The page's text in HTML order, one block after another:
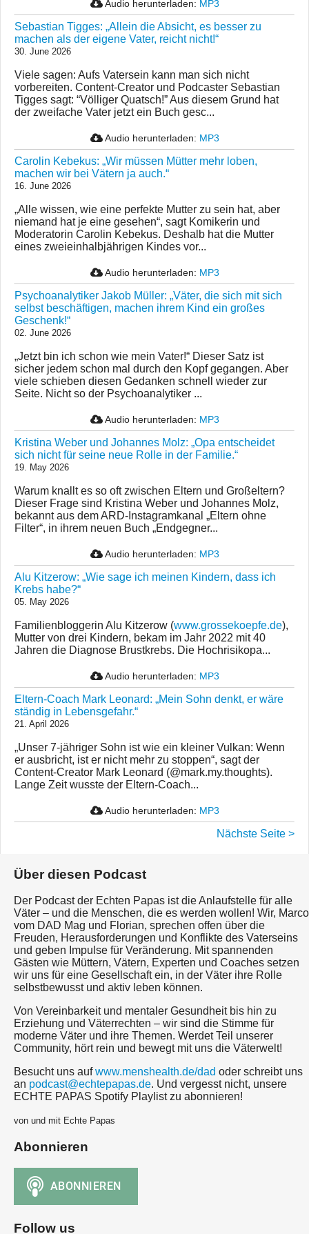
Audio herunterladen: MP3
Sebastian Tigges: „Allein die Absicht, es besser zu
machen als der eigene Vater, reicht nicht!“
30. June 2026
Viele sagen: Aufs Vatersein kann man sich nicht
vorbereiten. Content-Creator und Podcaster Sebastian
Tigges sagt: “Völliger Quatsch!” Aus diesem Grund hat
der zweifache Vater jetzt ein Buch gesc...
Audio herunterladen: MP3
Carolin Kebekus: „Wir müssen Mütter mehr loben,
machen wir bei Vätern ja auch.“
16. June 2026
„Alle wissen, wie eine perfekte Mutter zu sein hat, aber
niemand hat je eine gesehen“, sagt Komikerin und
Moderatorin Carolin Kebekus. Deshalb hat die Mutter
eines zweieinhalbjährigen Kindes vor...
Audio herunterladen: MP3
Psychoanalytiker Jakob Müller: „Väter, die sich mit sich
selbst beschäftigen, machen ihrem Kind ein großes
Geschenk!“
02. June 2026
„Jetzt bin ich schon wie mein Vater!“ Dieser Satz ist
sicher jedem schon mal durch den Kopf gegangen. Aber
viele schieben diesen Gedanken schnell wieder zur
Seite. Nicht so der Psychoanalytiker ...
Audio herunterladen: MP3
Kristina Weber und Johannes Molz: „Opa entscheidet
sich nicht für seine neue Rolle in der Familie.“
19. May 2026
Warum knallt es so oft zwischen Eltern und Großeltern?
Dieser Frage sind Kristina Weber und Johannes Molz,
bekannt aus dem ARD-Instagramkanal „Eltern ohne
Filter“, in ihrem neuen Buch „Endgegner...
Audio herunterladen: MP3
Alu Kitzerow: „Wie sage ich meinen Kindern, dass ich
Krebs habe?“
05. May 2026
Familienbloggerin Alu Kitzerow (www.grossekoepfe.de),
Mutter von drei Kindern, bekam im Jahr 2022 mit 40
Jahren die Diagnose Brustkrebs. Die Hochrisikopa...
Audio herunterladen: MP3
Eltern-Coach Mark Leonard: „Mein Sohn denkt, er wäre
ständig in Lebensgefahr.“
21. April 2026
„Unser 7-jähriger Sohn ist wie ein kleiner Vulkan: Wenn
er ausbricht, ist er nicht mehr zu stoppen“, sagt der
Content-Creator Mark Leonard (@mark.my.thoughts).
Lange Zeit wusste der Eltern-Coach...
Audio herunterladen: MP3
Nächste Seite >
Über diesen Podcast
Der Podcast der Echten Papas ist die Anlaufstelle für alle
Väter – und die Menschen, die es werden wollen! Wir, Marco
vom DAD Mag und Florian, sprechen offen über die
Freuden, Herausforderungen und Konflikte des Vaterseins
und geben Impulse für Veränderung. Mit spannenden
Gästen wie Müttern, Vätern, Experten und Coaches setzen
wir uns für eine Gesellschaft ein, in der Väter ihre Rolle
selbstbewusst und aktiv leben können.
Von Vereinbarkeit und mentaler Gesundheit bis hin zu
Erziehung und Väterrechten – wir sind die Stimme für
moderne Väter und ihre Themen. Werdet Teil unserer
Community, hört rein und bewegt mit uns die Väterwelt!
Besucht uns aufwww.menshealth.de/dad oder schreibt uns
an podcast@echtepapas.de. Und vergesst nicht, unsere
ECHTE PAPAS Spotify Playlist zu abonnieren!
von und mit Echte Papas
Abonnieren
Follow us